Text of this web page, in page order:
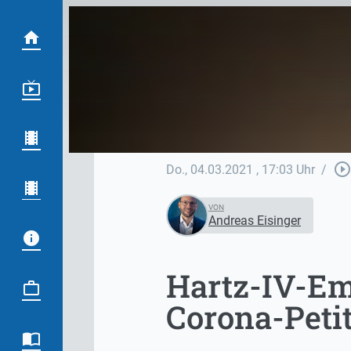
Do., 04.03.2021 , 17:03 Uhr / play_circle_outline
VON
Andreas Eisinger
Hartz-IV-
Corona-